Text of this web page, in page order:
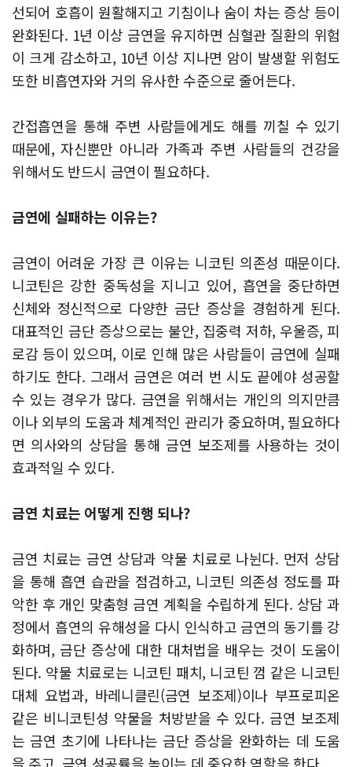
선되어 호흡이 원활해지고 기침이나 숨이 차는 증상 등이
완화된다. 1년 이상 금연을 유지하면 심혈관 질환의 위험
이 크게 감소하고, 10년 이상 지나면 암이 발생할 위험도
또한 비흡연자와 거의 유사한 수준으로 줄어든다.
간접흡연을 통해 주변 사람들에게도 해를 끼칠 수 있기
때문에, 자신뿐만 아니라 가족과 주변 사람들의 건강을
위해서도 반드시 금연이 필요하다.
금연에 실패하는 이유는?
금연이 어려운 가장 큰 이유는 니코틴 의존성 때문이다.
니코틴은 강한 중독성을 지니고 있어, 흡연을 중단하면
신체와 정신적으로 다양한 금단 증상을 경험하게 된다.
대표적인 금단 증상으로는 불안, 집중력 저하, 우울증, 피
로감 등이 있으며, 이로 인해 많은 사람들이 금연에 실패
하기도 한다. 그래서 금연은 여러 번 시도 끝에야 성공할
수 있는 경우가 많다. 금연을 위해서는 개인의 의지만큼
이나 외부의 도움과 체계적인 관리가 중요하며, 필요하다
면 의사와의 상담을 통해 금연 보조제를 사용하는 것이
효과적일 수 있다.
금연 치료는 어떻게 진행 되나?
금연 치료는 금연 상담과 약물 치료로 나뉜다. 먼저 상담
을 통해 흡연 습관을 점검하고, 니코틴 의존성 정도를 파
악한 후 개인 맞춤형 금연 계획을 수립하게 된다. 상담 과
정에서 흡연의 유해성을 다시 인식하고 금연의 동기를 강
화하며, 금단 증상에 대한 대처법을 배우는 것이 도움이
된다. 약물 치료로는 니코틴 패치, 니코틴 껌 같은 니코틴
대체 요법과, 바레니클린(금연 보조제)이나 부프로피온
같은 비니코틴성 약물을 처방받을 수 있다. 금연 보조제
는 금연 초기에 나타나는 금단 증상을 완화하는 데 도움
을 주고, 금연 성공률을 높이는 데 중요한 역할을 한다.